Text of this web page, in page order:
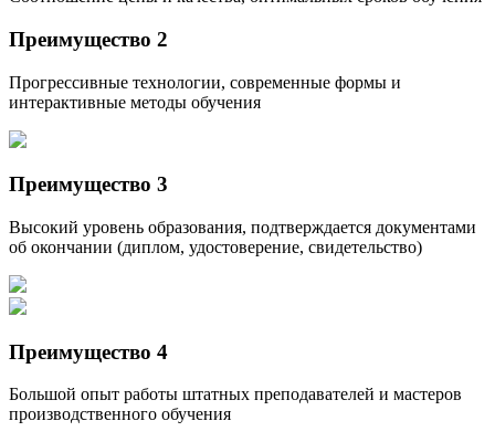
Преимущество 2
Прогрессивные технологии, современные формы и
интерактивные методы обучения
Преимущество 3
Высокий уровень образования, подтверждается документами
об окончании (диплом, удостоверение, свидетельство)
Преимущество 4
Большой опыт работы штатных преподавателей и мастеров
производственного обучения